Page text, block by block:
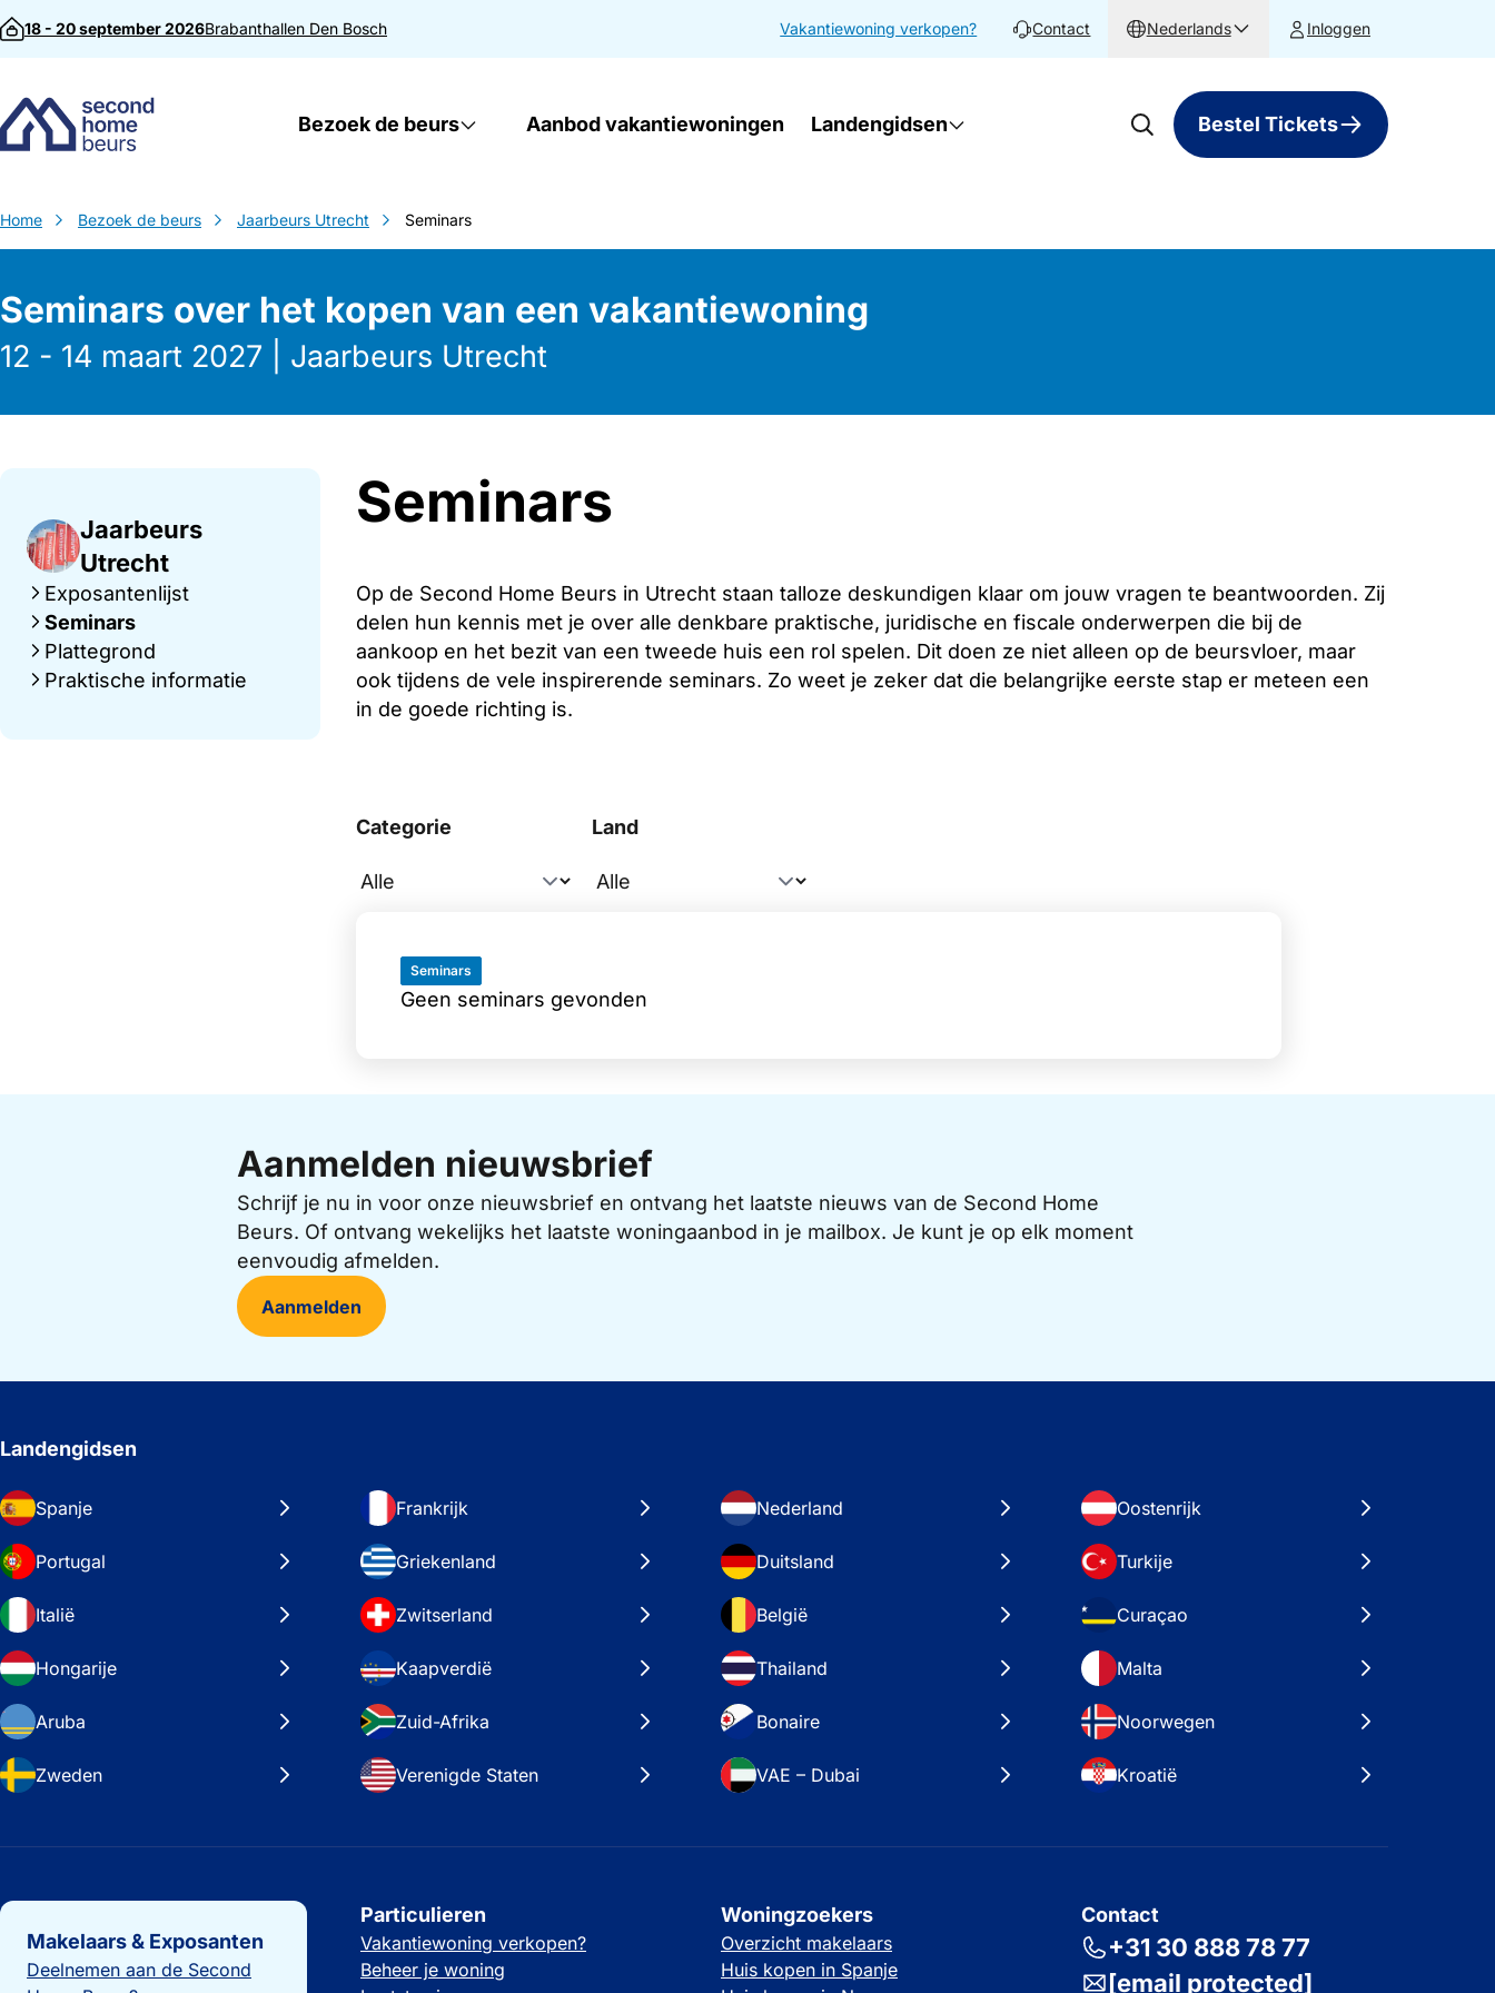
Direct naar inhoud
18 - 20 september 2026Brabanthallen Den Bosch Vakantiewoning verkopen? Contact Nederlands Inloggen
Bezoek de beurs Aanbod vakantiewoningen Landengidsen Bestel Tickets
Home Bezoek de beurs Jaarbeurs Utrecht Seminars
Seminars over het kopen van een vakantiewoning
12 - 14 maart 2027 | Jaarbeurs Utrecht
Jaarbeurs
Utrecht
Exposantenlijst
Seminars
Plattegrond
Praktische informatie
Direct naar zijbalk
Seminars
Op de Second Home Beurs in Utrecht staan talloze deskundigen klaar om jouw vragen te beantwoorden. Zij
delen hun kennis met je over alle denkbare praktische, juridische en fiscale onderwerpen die bij de
aankoop en het bezit van een tweede huis een rol spelen. Dit doen ze niet alleen op de beursvloer, maar
ook tijdens de vele inspirerende seminars. Zo weet je zeker dat die belangrijke eerste stap er meteen een
in de goede richting is.
Categorie Land
Seminars
Geen seminars gevonden
Aanmelden nieuwsbrief
Schrijf je nu in voor onze nieuwsbrief en ontvang het laatste nieuws van de Second Home
Beurs. Of ontvang wekelijks het laatste woningaanbod in je mailbox. Je kunt je op elk moment
eenvoudig afmelden.
Aanmelden
Landengidsen
Spanje Frankrijk Nederland Oostenrijk
Portugal Griekenland Duitsland Turkije
Italië Zwitserland België Curaçao
Hongarije Kaapverdië Thailand Malta
Aruba Zuid-Afrika Bonaire Noorwegen
Zweden Verenigde Staten VAE – Dubai Kroatië
Belangrijke links
Makelaars & Exposanten
Deelnemen aan de Second
Particulieren
Vakantiewoning verkopen?
Beheer je woning
Woningzoekers
Overzicht makelaars
Huis kopen in Spanje
Contact
+31 30 888 78 77
[email protected]